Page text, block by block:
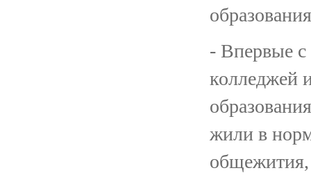
- Впервые с
колледжей
жили в